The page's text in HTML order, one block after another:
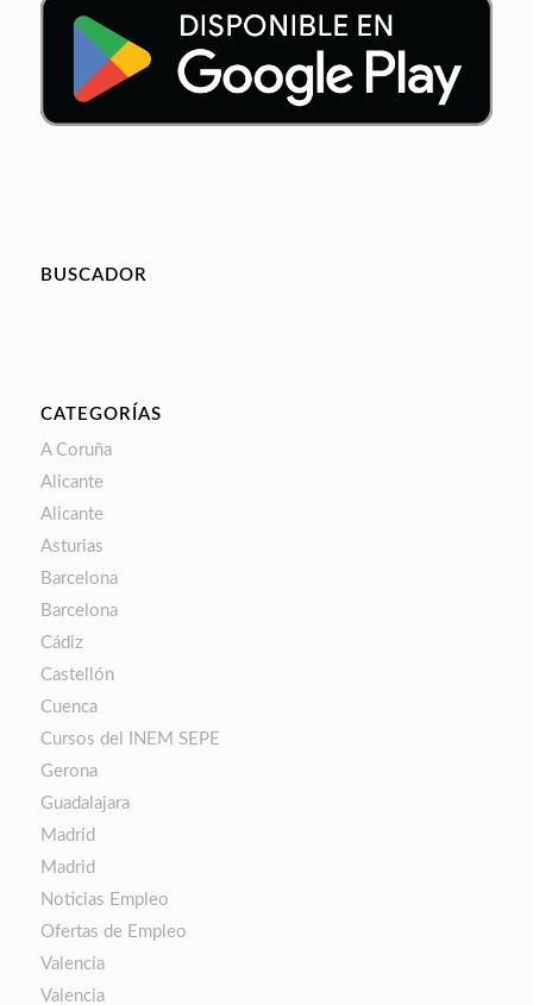
BUSCADOR
CATEGORÍAS
A Coruña
Alicante
Alicante
Asturias
Barcelona
Barcelona
Cádiz
Castellón
Cuenca
Cursos del INEM SEPE
Gerona
Guadalajara
Madrid
Madrid
Noticias Empleo
Ofertas de Empleo
Valencia
Valencia